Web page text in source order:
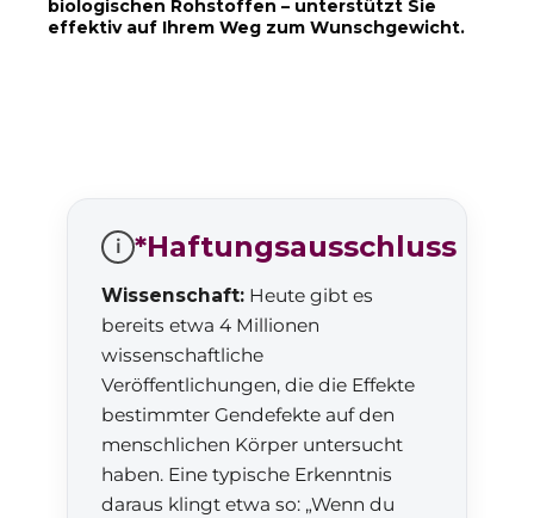
biologischen Rohstoffen – unterstützt Sie
effektiv auf Ihrem Weg zum Wunschgewicht.
i *Haftungsausschluss
Wissenschaft: Heute gibt es
bereits etwa 4 Millionen
wissenschaftliche
Veröffentlichungen, die die Effekte
bestimmter Gendefekte auf den
menschlichen Körper untersucht
haben. Eine typische Erkenntnis
daraus klingt etwa so: „Wenn du